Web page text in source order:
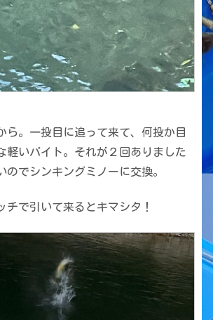
ら。一投目に追って来て、何投か目
軽いバイト。それが２回ありました
のでシンキングミノーに交換。
チで引いて来るとキマシタ！